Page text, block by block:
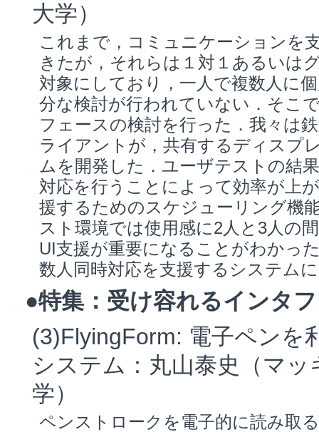
大学）
これまで，コミュニケーションを
きたが，それらは１対１あるいは
対象にしており，一人で複数人に
分な検討が行われていない．そこ
フェースの検討を行った．我々は
ライアントが，共有するディスプ
ムを開発した．ユーザテストの結
対応を行うことによって効率が上
援するためのスケジューリング機
スト環境では使用感に2人と3人の
UI支援が重要になることがわかっ
数人同時対応を支援するシステム
●特集：受け容れるインタ
(3)FlyingForm: 電子ペンを
システム：丸山泰史（マ
学）
ペンストロークを電子的に読み取